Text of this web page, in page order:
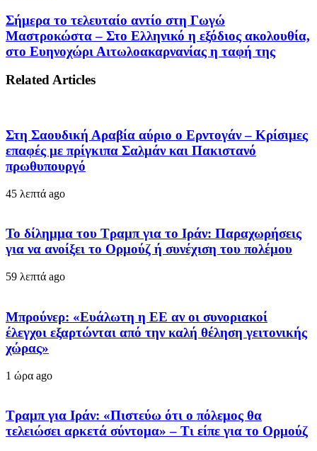
Σήμερα το τελευταίο αντίο στη Γωγώ
Μαστροκώστα – Στο Ελληνικό η εξόδιος ακολουθία,
στο Ευηνοχώρι Αιτωλοακαρνανίας η ταφή της
Related Articles
Στη Σαουδική Αραβία αύριο ο Ερντογάν – Κρίσιμες
επαφές με πρίγκιπα Σαλμάν και Πακιστανό
πρωθυπουργό
45 λεπτά ago
Το δίλημμα του Τραμπ για το Ιράν: Παραχωρήσεις
για να ανοίξει το Ορμούζ ή συνέχιση του πολέμου
59 λεπτά ago
Μπρούνερ: «Ευάλωτη η ΕΕ αν οι συνοριακοί
έλεγχοι εξαρτώνται από την καλή θέληση γειτονικής
χώρας»
1 ώρα ago
Τραμπ για Ιράν: «Πιστεύω ότι ο πόλεμος θα
τελειώσει αρκετά σύντομα» – Τι είπε για το Ορμούζ